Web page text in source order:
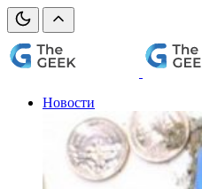
Новости